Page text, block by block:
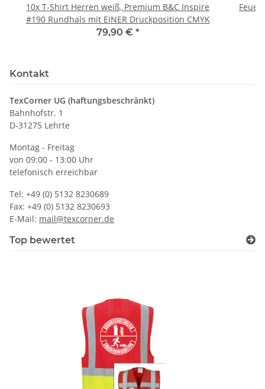
10x T-Shirt Herren weiß, Premium B&C Inspire
#190 Rundhals mit EINER Druckposition CMYK
79,90 € *
Kontakt
TexCorner UG (haftungsbeschränkt)
Bahnhofstr. 1
D-31275 Lehrte
Montag - Freitag
von 09:00 - 13:00 Uhr
telefonisch erreichbar
Tel: +49 (0) 5132 8230689
Fax: +49 (0) 5132 8230693
E-Mail: mail@texcorner.de
Top bewertet